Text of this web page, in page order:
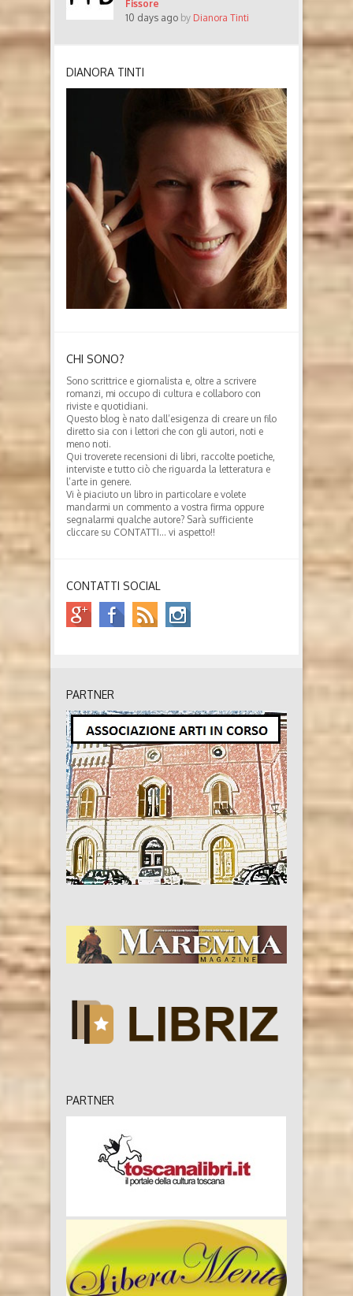
Fissore
10 days ago by Dianora Tinti
DIANORA TINTI
CHI SONO?
Sono scrittrice e giornalista e, oltre a scrivere
romanzi, mi occupo di cultura e collaboro con
riviste e quotidiani.
Questo blog è nato dall’esigenza di creare un filo
diretto sia con i lettori che con gli autori, noti e
meno noti.
Qui troverete recensioni di libri, raccolte poetiche,
interviste e tutto ciò che riguarda la letteratura e
l’arte in genere.
Vi è piaciuto un libro in particolare e volete
mandarmi un commento a vostra firma oppure
segnalarmi qualche autore? Sarà sufficiente
cliccare su CONTATTI… vi aspetto!!
CONTATTI SOCIAL
PARTNER
PARTNER